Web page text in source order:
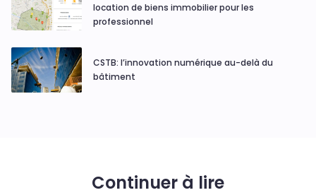
location de biens immobilier pour les
professionnel
CSTB: l’innovation numérique au-delà du
bâtiment
Continuer à lire